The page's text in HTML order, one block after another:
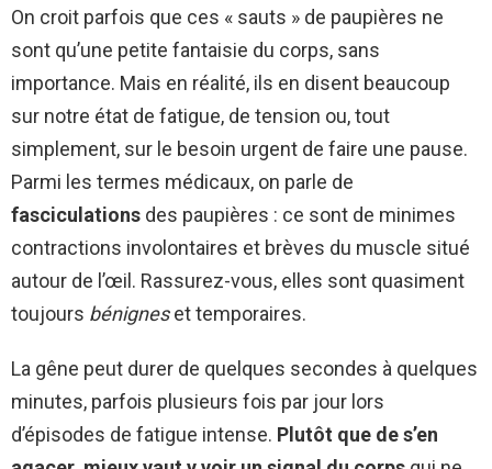
On croit parfois que ces « sauts » de paupières ne
sont qu’une petite fantaisie du corps, sans
importance. Mais en réalité, ils en disent beaucoup
sur notre état de fatigue, de tension ou, tout
simplement, sur le besoin urgent de faire une pause.
Parmi les termes médicaux, on parle de
fasciculations des paupières : ce sont de minimes
contractions involontaires et brèves du muscle situé
autour de l’œil. Rassurez-vous, elles sont quasiment
toujours bénigneset temporaires.
La gêne peut durer de quelques secondes à quelques
minutes, parfois plusieurs fois par jour lors
d’épisodes de fatigue intense. Plutôt que de s’en